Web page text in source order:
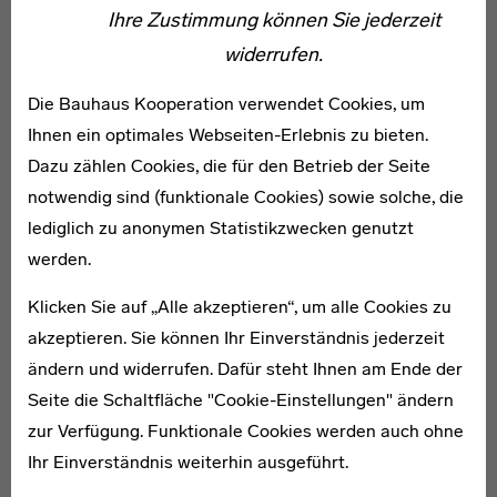
Ihre Zustimmung können Sie jederzeit
widerrufen.
Die Bauhaus Kooperation verwendet Cookies, um
Ihnen ein optimales Webseiten-Erlebnis zu bieten.
Dazu zählen Cookies, die für den Betrieb der Seite
notwendig sind (funktionale Cookies) sowie solche, die
lediglich zu anonymen Statistikzwecken genutzt
werden.
Klicken Sie auf „Alle akzeptieren“, um alle Cookies zu
akzeptieren. Sie können Ihr Einverständnis jederzeit
ändern und widerrufen. Dafür steht Ihnen am Ende der
Seite die Schaltfläche "Cookie-Einstellungen" ändern
zur Verfügung. Funktionale Cookies werden auch ohne
Ihr Einverständnis weiterhin ausgeführt.
Nach der Machtübernahme der Nationalsozialisten im
darauffolgenden Jahr emigrierte das Ehepaar Albers in
Black Mountain College berufen worden, und Anni
begann neben ihren Web- und Schreibarbeiten ab 1939
ebenfalls dort zu lehren. 1949 verließen die Albers das
Black Mountain College und zogen nach Connecticut.
Anni Albers beschäftigte sich weiterhin mit
Textilgestaltung, Weben, Schreiben und später auch mit
Zeichnen. Eine wichtige Inspirationsquelle ihrer
vielfältigen künstlerischen Arbeit waren die zahlreichen
Reisen nach Mexiko und Südamerika, die sie gemeinsam
mit ihrem Mann in den Dreißiger- bis Siebzigerjahren
unternahm. Hier, in den Ursprungsländern der
Abstraktion, studierte Anni Albers traditionelle